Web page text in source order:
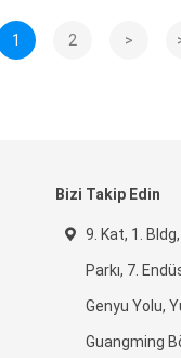
1 2 >
Bizi Takip Edin
9. Kat, 1.
Parkı, 7.
Genyu Yolu,
Guangming